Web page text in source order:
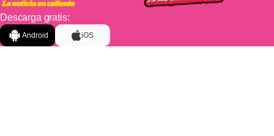
Descarga gratis:
Android iOS